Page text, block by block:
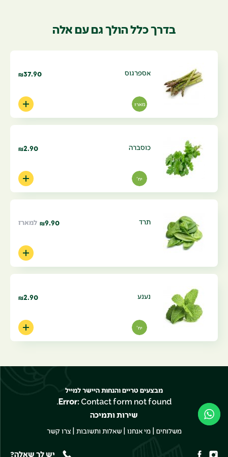
בדרך כלל הולך גם עם אלה
אספרגוס ₪37.90
מארז
כוסברה ₪2.90
יח'
תרד ₪9.90 למארז
נענע ₪2.90
יח'
מבצעים טריים והנחות היישר למייל
Error:Contact form not found.
שירות ותמיכה
משלוחים |מי אנחנו |שאלות ותשובות |צרו קשר
יש לך שאלה?